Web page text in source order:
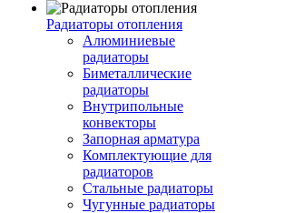
Радиаторы отопления
Алюминиевые
радиаторы
Биметаллические
радиаторы
Внутрипольные
конвекторы
Запорная арматура
Комплектующие для
радиаторов
Стальные радиаторы
Чугунные радиаторы